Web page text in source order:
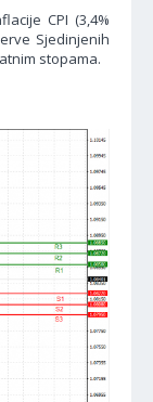
CPI (3,4%
Sjedinjenih
stopama.